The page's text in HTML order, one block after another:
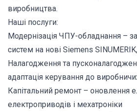
виробництва.
Наші послуги:
Модернізація ЧПУ-обладнання –
систем на нові Siemens
Налагодження та
адаптація керування до
Капітальний ремонт – оновлення
електроприводів і мехатроніки